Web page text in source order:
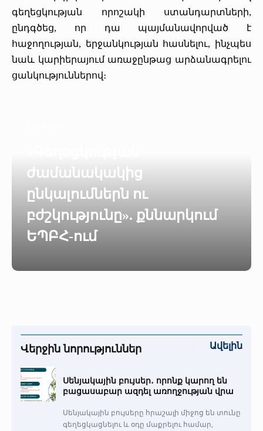
գեղեցկության որոշակի ստանդարտների,
ընդգծեց, որ դա պայմանավորված է
հաջողության, երջանկության հասնելու, ինչպես
նաև կարիերայում առաջընթաց արձանագրելու
ցանկություններով։
Վերջին նորություններ Ավելին
Սենյակային բույսեր․ որոնք կարող են
բացասաբար ազդել առողջության վրա
Սենյակային բույսերը հրաշալի միջոց են տունը
գեղեցկացնելու և օդը մաքրելու համար,
ժամանակակից
ընկալումներն ու
բժշկությունը». քննարկում
ԵՊԲՀ-ում